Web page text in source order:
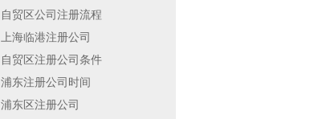
自贸区公司注册流程
上海临港注册公司
自贸区注册公司条件
浦东注册公司时间
浦东区注册公司